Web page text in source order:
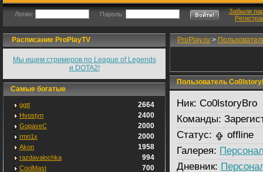
Логин: Пароль:
Забыли
Расписание ProPlayTV
Мы ищем стримеров по League of Legends
и DOTA2!
Самые богатые
ggtt 2664
Hvostyn 2400
GopaveC 2000
rmn1x 2000
Akon 1958
razdavalochka 994
CoolMast 700
ProPlay.ru >
Пользователь
Ник: Co0lstoryBro
Команды:
Статус:
offline
Галерея:
Дневник: